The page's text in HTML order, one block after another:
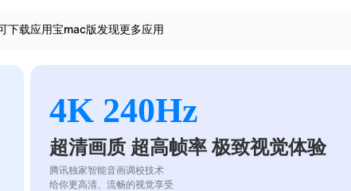
下载应用宝mac版发现更多应用
4K 240Hz
超清画质 超高帧率 极致视觉体验
腾讯独家智能音画调校技术
给你更高清、流畅的视觉享受